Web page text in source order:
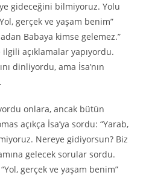
gideceğini bilmiyoruz. Yolu
gerçek ve yaşam benim”
Babaya kimse gelemez.”
açıklamalar yapıyordu.
dinliyordu, ama İsa’nın
onlara, ancak bütün
açıkça İsa’ya sordu: “Yarab,
Nereye gidiyorsun? Biz
gelecek sorular sordu.
gerçek ve yaşam benim”